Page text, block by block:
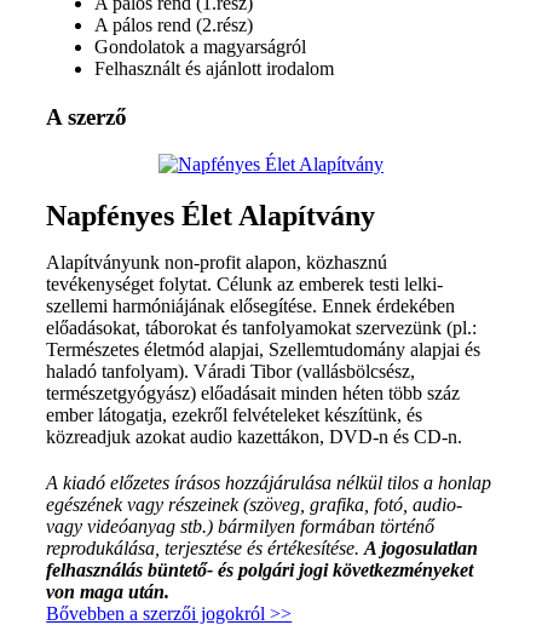
A pálos rend (2.rész)
Gondolatok a magyarságról
Felhasznált és ajánlott irodalom
A szerző
Napfényes Élet Alapítvány
Alapítványunk non-profit alapon, közhasznú
tevékenységet folytat. Célunk az emberek testi lelki-
szellemi harmóniájának elősegítése. Ennek érdekében
előadásokat, táborokat és tanfolyamokat szervezünk (pl.:
Természetes életmód alapjai, Szellemtudomány alapjai és
haladó tanfolyam). Váradi Tibor (vallásbölcsész,
természetgyógyász) előadásait minden héten több száz
ember látogatja, ezekről felvételeket készítünk, és
közreadjuk azokat audio kazettákon, DVD-n és CD-n.
A kiadó előzetes írásos hozzájárulása nélkül tilos a honlap
egészének vagy részeinek (szöveg, grafika, fotó, audio-
vagy videóanyag stb.) bármilyen formában történő
reprodukálása, terjesztése és értékesítése.A jogosulatlan
felhasználás büntető- és polgári jogi következményeket
von maga után.
Bővebben a szerzői jogokról >>